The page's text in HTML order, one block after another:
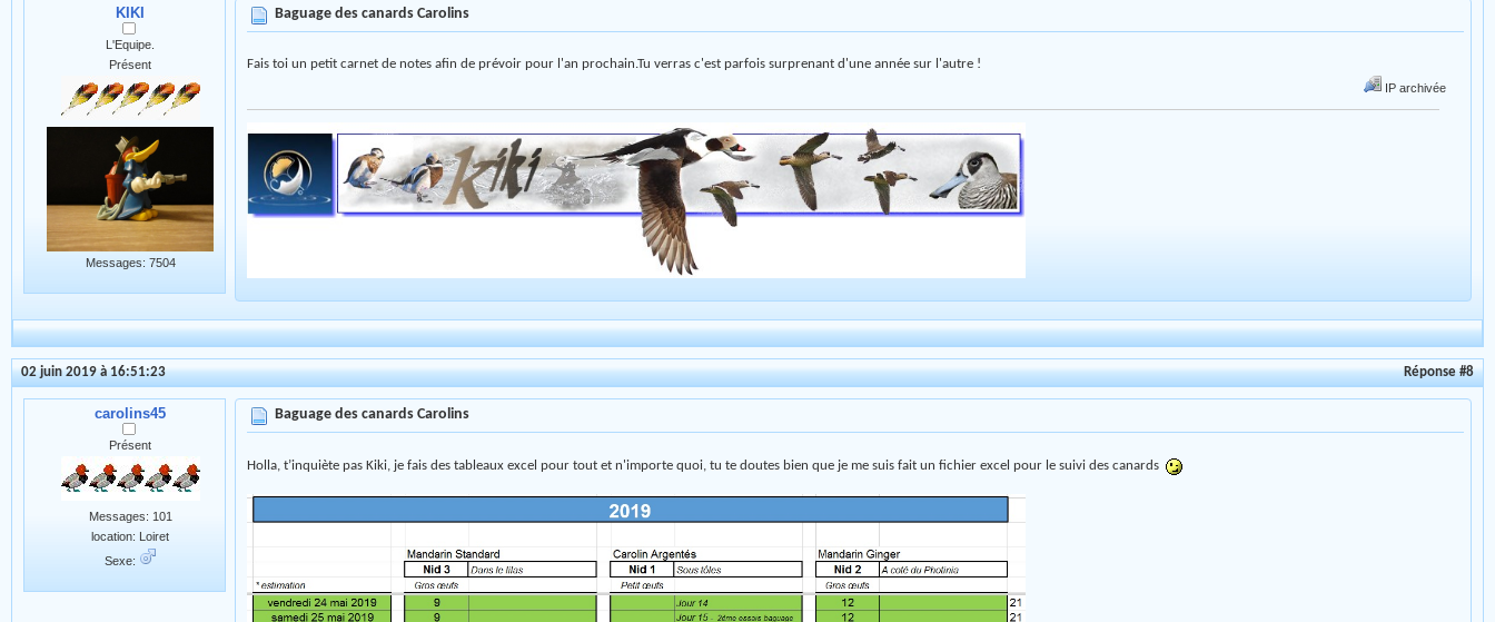
KIKI
L'Equipe.
Présent
Messages: 7504
Baguage des canards Carolins
Fais toi un petit carnet de notes afin de prévoir pour l'an prochain.Tu verras c'est parfois surprenant d'une année sur l'autre !
IP archivée
02 juin 2019 à 16:51:23 Réponse #8
carolins45
Présent
Messages: 101
location: Loiret
Sexe:
Baguage des canards Carolins
Holla, t’inquiète pas Kiki, je fais des tableaux excel pour tout et n'importe quoi, tu te doutes bien que je me suis fait un fichier excel pour le suivi des canards